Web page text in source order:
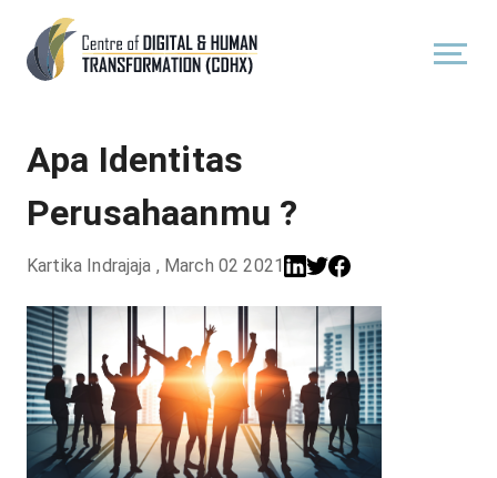
Apa Identitas
Perusahaanmu ?
Kartika Indrajaja , March 02 2021